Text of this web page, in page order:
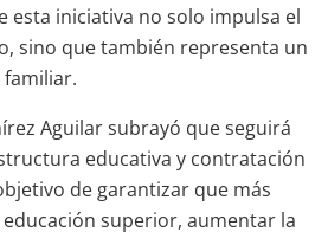
esta iniciativa no solo impulsa el
sino que también representa un
Aguilar subrayó que seguirá
educativa y contratación
de garantizar que más
educación superior, aumentar la